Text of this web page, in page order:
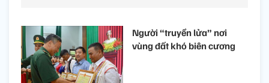
Người “truyền lửa” nơi
vùng đất khó biên cương